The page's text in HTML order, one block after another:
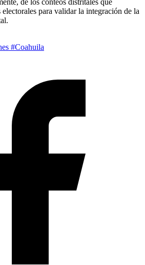
para validar la integración de la
#Coahuila